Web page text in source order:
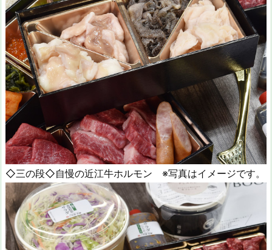
◇三の段◇自慢の近江牛ホルモン ※写真はイメージです。